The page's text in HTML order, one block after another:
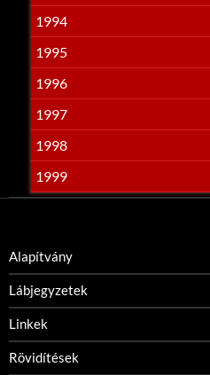
1994
1995
1996
1997
1998
1999
Alapítvány
Lábjegyzetek
Linkek
Rövidítések